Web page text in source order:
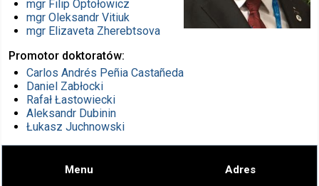
mgr Filip Optołowicz
mgr Oleksandr Vitiuk
mgr Elizaveta Zherebtsova
Promotor doktoratów
Carlos Andrés Peñia Castañeda
Daniel Zabłocki
Rafał Łastowiecki
Aleksandr Dubinin
Łukasz Juchnowski
Menu Adres